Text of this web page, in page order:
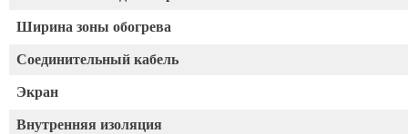
Ширина зоны обогрева
Соединительный кабель
Экран
Внутренняя изоляция